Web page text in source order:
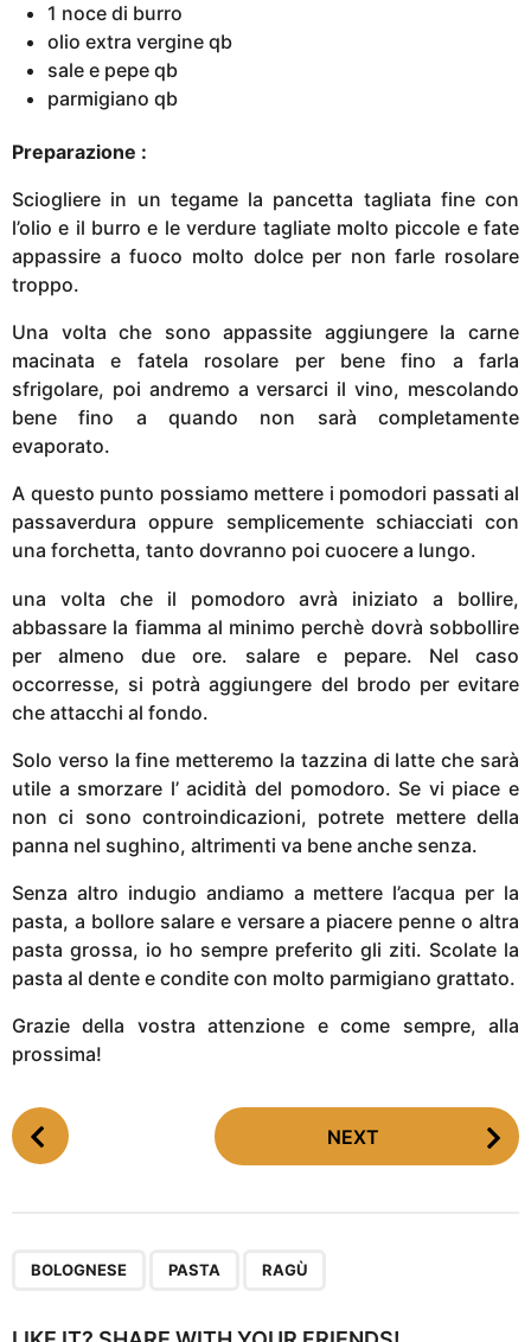
1 noce di burro
olio extra vergine qb
sale e pepe qb
parmigiano qb
Preparazione :
Sciogliere in un tegame la pancetta tagliata fine con
l’olio e il burro e le verdure tagliate molto piccole e fate
appassire a fuoco molto dolce per non farle rosolare
troppo.
Una volta che sono appassite aggiungere la carne
macinata e fatela rosolare per bene fino a farla
sfrigolare, poi andremo a versarci il vino, mescolando
bene fino a quando non sarà completamente
evaporato.
A questo punto possiamo mettere i pomodori passati al
passaverdura oppure semplicemente schiacciati con
una forchetta, tanto dovranno poi cuocere a lungo.
una volta che il pomodoro avrà iniziato a bollire,
abbassare la fiamma al minimo perchè dovrà sobbollire
per almeno due ore. salare e pepare. Nel caso
occorresse, si potrà aggiungere del brodo per evitare
che attacchi al fondo.
Solo verso la fine metteremo la tazzina di latte che sarà
utile a smorzare l’ acidità del pomodoro. Se vi piace e
non ci sono controindicazioni, potrete mettere della
panna nel sughino, altrimenti va bene anche senza.
Senza altro indugio andiamo a mettere l’acqua per la
pasta, a bollore salare e versare a piacere penne o altra
pasta grossa, io ho sempre preferito gli ziti. Scolate la
pasta al dente e condite con molto parmigiano grattato.
Grazie della vostra attenzione e come sempre, alla
prossima!
P
o
NEXT
BOLOGNESE PASTA RAGÙ